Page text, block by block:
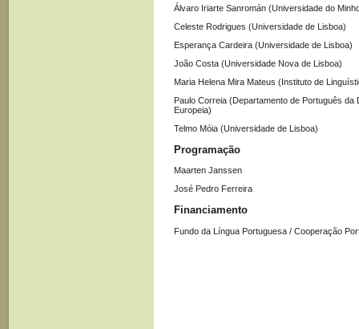
Álvaro Iriarte Sanromán (Universidade do
Celeste Rodrigues (Universidade de Lisboa)
Esperança Cardeira (Universidade de Lisboa)
João Costa (Universidade Nova de Lisboa)
Maria Helena Mira Mateus (Instituto de
Paulo Correia (Departamento de Português
Europeia)
Telmo Móia (Universidade de Lisboa)
Programação
Maarten Janssen
José Pedro Ferreira
Financiamento
Fundo da Língua Portuguesa / Cooperação